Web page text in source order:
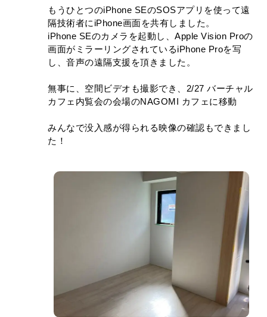
ホーム
立地
建築家
建築会社
設備
アクセス
大口ブログ
もうひとつのiPhone SEのSOSアプリを使って遠
隔技術者にiPhone画面を共有しました。
iPhone SEのカメラを起動し、Apple Vision Proの
画面がミラーリングされているiPhone Proを写
し、音声の遠隔支援を頂きました。
無事に、空間ビデオも撮影でき、2/27 バーチャル
カフェ内覧会の会場のNAGOMI カフェに移動
みんなで没入感が得られる映像の確認もできまし
た！